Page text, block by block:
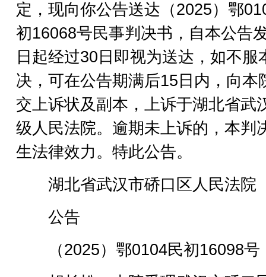
定，现向你公告送达（2025）鄂
初16068号民事判决书，自本公告
日起经过30日即视为送达，如不服
决，可在公告期满后15日内，向本
交上诉状及副本，上诉于湖北省武
级人民法院。逾期未上诉的，本判
生法律效力。特此公告。
湖北省武汉市硚口区人民法院
公告
（2025）鄂0104民初16098号